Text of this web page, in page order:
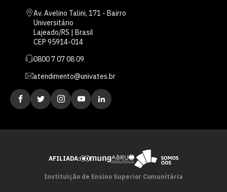
Av. Avelino Talini, 171 - Bairro
Universitário
Lajeado/RS | Brasil
CEP 95914-014
0800 7 07 08 09
atendimento@univates.br
AFILIADA:
Instituição de Ensino Superior Comunitária